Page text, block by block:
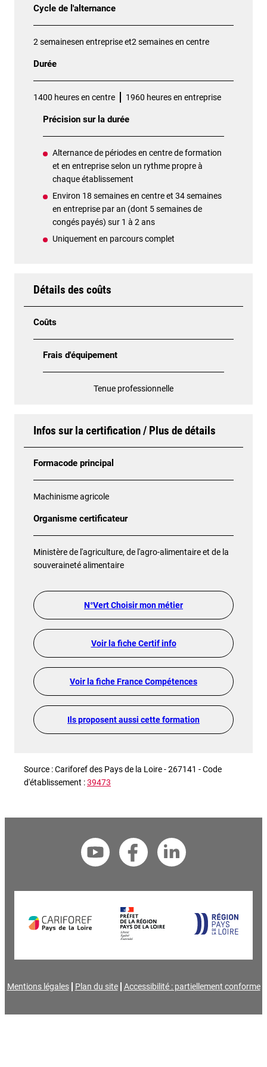
Cycle de l'alternance
2 semainesen entreprise et2 semaines en centre
Durée
1400 heures en centre 1960 heures en entreprise
Précision sur la durée
Alternance de périodes en centre de formation
et en entreprise selon un rythme propre à
chaque établissement
Environ 18 semaines en centre et 34 semaines
en entreprise par an (dont 5 semaines de
congés payés) sur 1 à 2 ans
Uniquement en parcours complet
Détails des coûts
Coûts
Frais d'équipement
Tenue professionnelle
Infos sur la certification / Plus de détails
Formacode principal
Machinisme agricole
Organisme certificateur
Ministère de l'agriculture, de l'agro-alimentaire et de la
souveraineté alimentaire
N°Vert Choisir mon métier
Voir la fiche Certif info
Voir la fiche France Compétences
Ils proposent aussi cette formation
Source : Cariforef des Pays de la Loire - 267141 - Code
d'établissement :39473
Mentions légales Plan du site Accessibilité : partiellement conforme